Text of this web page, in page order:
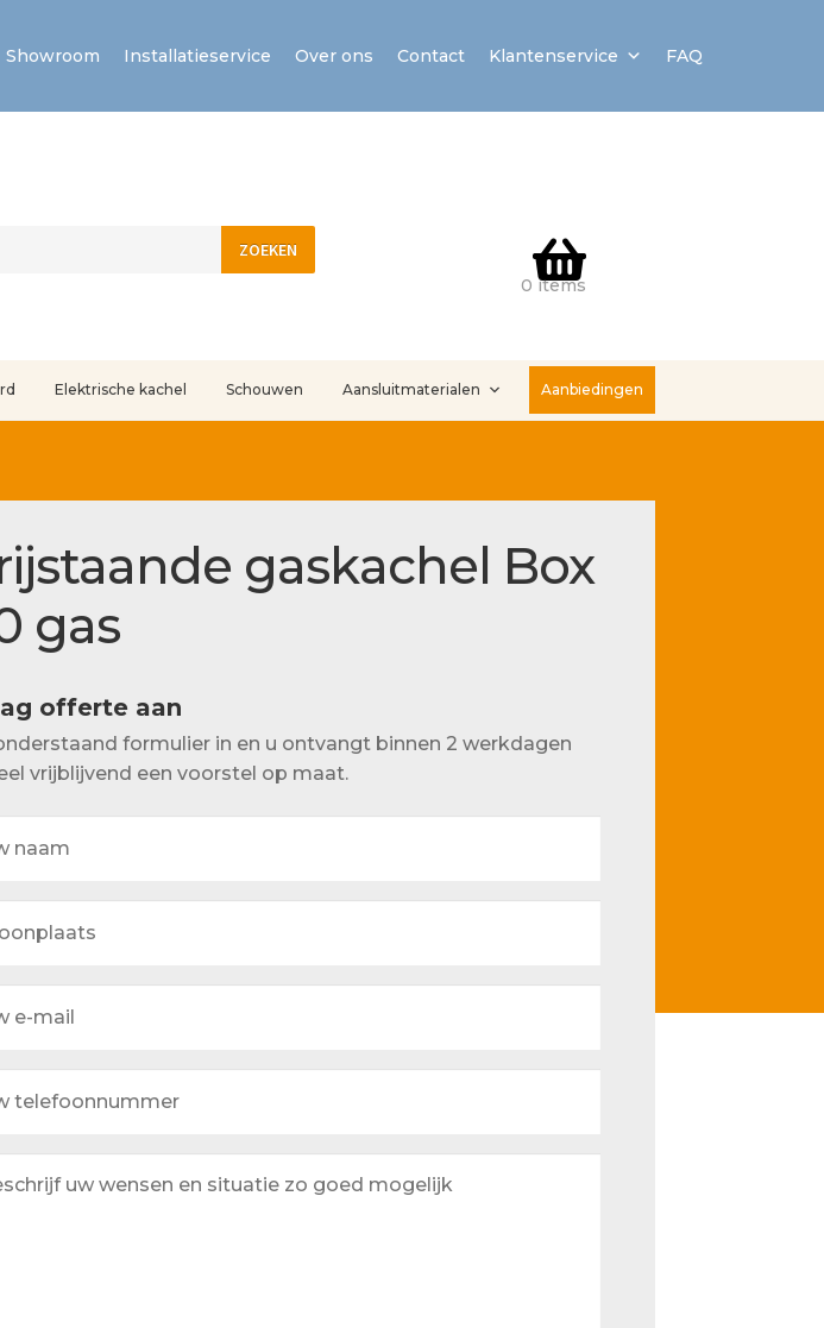
Showroom Installatieservice Over ons Contact Klantenservice FAQ
ZOEKEN
0 items
Elektrische kachel Schouwen Aansluitmaterialen Aanbiedingen
gaskachel Box
gas
offerte aan
formulier in en u ontvangt binnen 2 werkdagen
vrijblijvend een voorstel op maat.